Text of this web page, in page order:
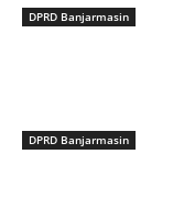
DPRD Banjarmasin
DPRD Banjarmasin